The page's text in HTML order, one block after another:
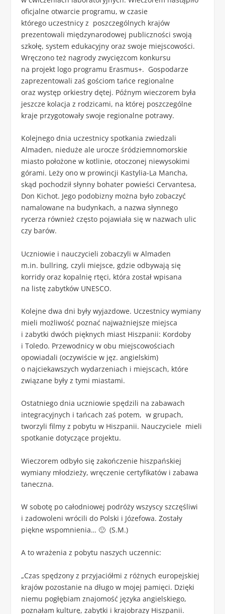
oficjalne otwarcie programu, w czasie
którego uczestnicy z poszczególnych krajów
prezentowali międzynarodowej publiczności swoją
szkołę, system edukacyjny oraz swoje miejscowości.
Wręczono też nagrody zwycięzcom konkursu
na projekt logo programu Erasmus+. Gospodarze
zaprezentowali zaś gościom tańce regionalne
oraz występ orkiestry dętej. Późnym wieczorem była
jeszcze kolacja z rodzicami, na której poszczególne
kraje przygotowały swoje regionalne potrawy.
Kolejnego dnia uczestnicy spotkania zwiedzali
Almaden, nieduże ale urocze śródziemnomorskie
miasto położone w kotlinie, otoczonej niewysokimi
górami. Leży ono w prowincji Kastylia-La Mancha,
skąd pochodził słynny bohater powieści Cervantesa,
Don Kichot. Jego podobizny można było zobaczyć
namalowane na budynkach, a nazwa słynnego
rycerza również często pojawiała się w nazwach ulic
czy barów.
Uczniowie i nauczycieli zobaczyli w Almaden
m.in. bullring, czyli miejsce, gdzie odbywają się
korridy oraz kopalnię rtęci, która został wpisana
na listę zabytków UNESCO.
Kolejne dwa dni były wyjazdowe. Uczestnicy wymiany
mieli możliwość poznać najważniejsze miejsca
i zabytki dwóch pięknych miast Hiszpanii: Kordoby
i Toledo. Przewodnicy w obu miejscowościach
opowiadali (oczywiście w jęz. angielskim)
o najciekawszych wydarzeniach i miejscach, które
związane były z tymi miastami.
Ostatniego dnia uczniowie spędzili na zabawach
integracyjnych i tańcach zaś potem, w grupach,
tworzyli filmy z pobytu w Hiszpanii. Nauczyciele mieli
spotkanie dotyczące projektu.
Wieczorem odbyło się zakończenie hiszpańskiej
wymiany młodzieży, wręczenie certyfikatów i zabawa
taneczna.
W sobotę po całodniowej podróży wszyscy szczęśliwi
i zadowoleni wrócili do Polski i Józefowa. Zostały
piękne wspomnienia… 🙂 (S.M.)
A to wrażenia z pobytu naszych uczennic:
„Czas spędzony z przyjaciółmi z różnych europejskiej
krajów pozostanie na długo w mojej pamięci. Dzięki
niemu pogłębiam znajomość języka angielskiego,
poznałam kulturę, zabytki i krajobrazy Hiszpanii.